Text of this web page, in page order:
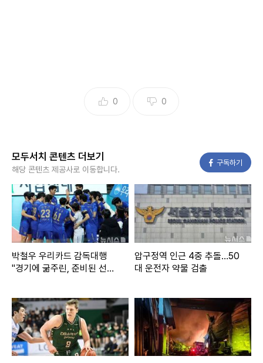
어에 별다른 말 없이 여러 장의 사진을 올렸다.
사진 속 이재시는 검은 색 반팔티에 청바지를 입은 모습이다.
긴 생머리를 늘어뜨린 채 청순한 매력을 뽐냈다.
올해 18살인 이재시는 예전보다 더욱 성숙해지고 예뻐진 모습
으로 눈길을 끌었다.
이를 본 누리꾼들은 "예쁘고 아름답네요", "귀여워요" 등의 댓
0 0
모두서치 콘텐츠 더보기
해당 콘텐츠 제공사로 이동합니다.
구독하기
박철우 우리카드 감독대행
"경기에 굶주린, 준비된 선수
압구정역 인근 4중 추돌…50
대 운전자 약물 검출